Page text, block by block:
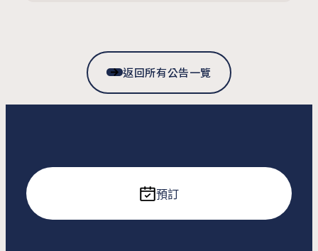
返回所有公告一覽
預訂